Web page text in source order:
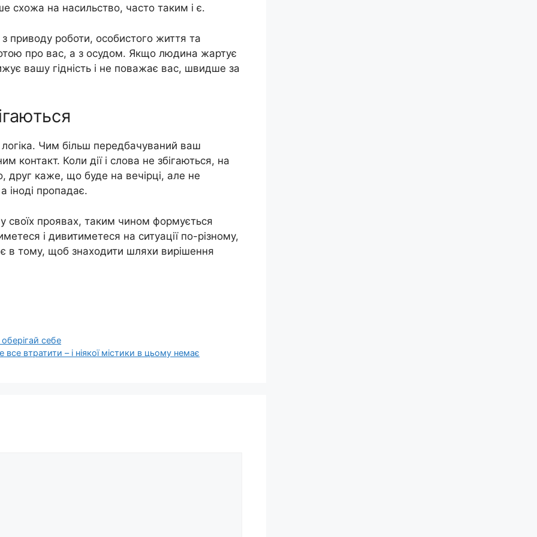
схожа на насильство, часто таким і є.
роботи, особистого життя та
про вас, а з осудом. Якщо людина жартує
вашу гідність і не поважає вас, швидше за
Чим більш передбачуваний ваш
Коли дії і слова не збігаються, на
каже, що буде на вечірці, але не
іноді пропадає.
проявах, таким чином формується
і дивитиметеся на ситуації по-різному,
в тому, щоб знаходити шляхи вирішення
себе
втратити – і ніякої містики в цьому немає